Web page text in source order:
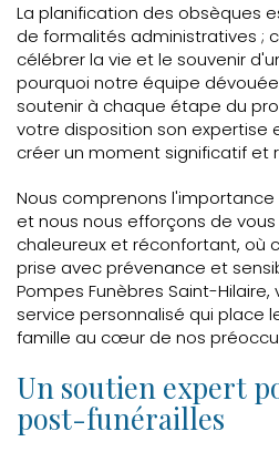
La planification des obsèques
de formalités administratives ;
célébrer la vie et le souvenir
pourquoi notre équipe
soutenir à chaque étape du
votre disposition son expertise
créer un moment significatif et
Nous comprenons
et nous nous efforçons de
chaleureux et réconfortant, où
prise avec prévenance et
Pompes Funèbres Saint-
service personnalisé qui place
famille au cœur de nos
Un soutien expert
post-funérailles